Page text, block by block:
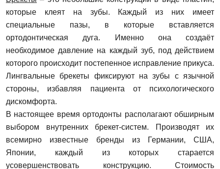
которые клеят на зубы. Каждый из них имеет
специальные пазы, в которые вставляется
ортодонтическая дуга. Именно она создаёт
необходимое давление на каждый зуб, под действием
которого происходит постепенное исправление прикуса.
Лингвальные брекеты фиксируют на зубы с язычной
стороны, избавляя пациента от психологического
дискомфорта.
В настоящее время ортодонты располагают обширным
выбором внутренних брекет-систем. Производят их
всемирно известные бренды из Германии, США,
Японии, каждый из которых старается
усовершенствовать конструкцию. Стоимость